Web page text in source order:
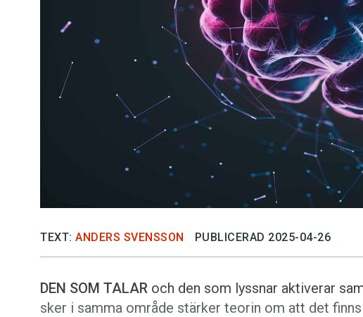
Föreslå nyord
Annonsera
Prenumerera
Läs
Press
TEXT: ANDERS SVENSSON PUBLICERAD 2025-04-26
DEN SOM TALAR och den som lyssnar aktiverar
sker i samma område stärker teorin om att det